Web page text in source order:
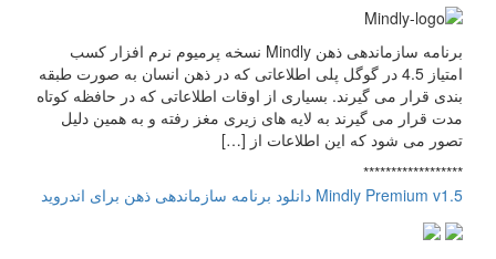
برنامه سازماندهی ذهن Mindly نسخه پرمیوم نرم افزار کسب
امتیاز 4.5 در گوگل پلی اطلاعاتی که در ذهن انسان به صورت طبقه
بندی قرار می گیرند. بسیاری از اوقات اطلاعاتی که در حافظه کوتاه
مدت قرار می گیرند به لایه های زیری مغز رفته و به همین دلیل
تصور می شود که این اطلاعات از […]
******************
Mindly Premium v1.5 دانلود برنامه سازماندهی ذهن برای اندروید